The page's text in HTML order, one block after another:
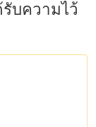
บความไว้